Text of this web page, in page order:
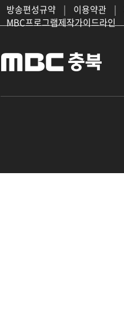
방송편성규약 | 이용약관 |
MBC프로그램제작가이드라인